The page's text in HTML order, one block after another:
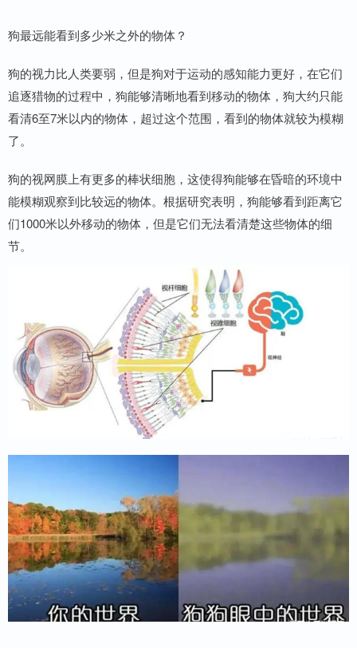
狗最远能看到多少米之外的物体？
狗的视力比人类要弱，但是狗对于运动的感知能力更好，在它们
追逐猎物的过程中，狗能够清晰地看到移动的物体，狗大约只能
看清6至7米以内的物体，超过这个范围，看到的物体就较为模糊
了。
狗的视网膜上有更多的棒状细胞，这使得狗能够在昏暗的环境中
能模糊观察到比较远的物体。根据研究表明，狗能够看到距离它
们1000米以外移动的物体，但是它们无法看清楚这些物体的细
节。